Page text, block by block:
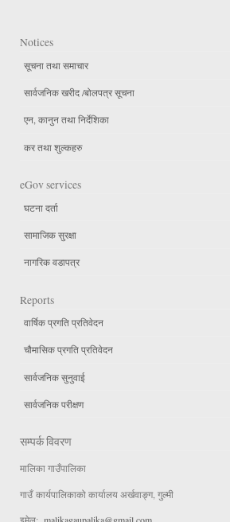
Notices
सूचना तथा समाचार
सार्वजनिक खरीद /बोलपत्र सूचना
एन, कानुन तथा निर्देशिका
कर तथा शुल्कहरु
eGov services
घटना दर्ता
सामाजिक सुरक्षा
नागरिक वडापत्र
Reports
वार्षिक प्रगति प्रतिवेदन
चौमासिक प्रगति प्रतिवेदन
सार्वजनिक सुनुवाई
सार्वजनिक परीक्षण
सम्पर्क विवरण
मालिका गाउँपालिका
गाउँ कार्यपालिकाको कार्यालय अर्खवाङ्ग, गुल्मी